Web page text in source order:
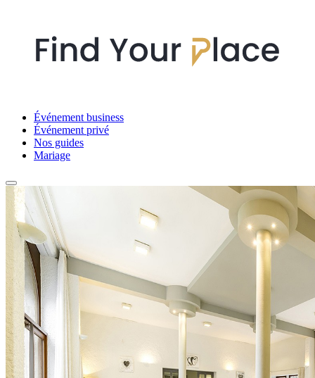
Événement business
Événement privé
Nos guides
Mariage